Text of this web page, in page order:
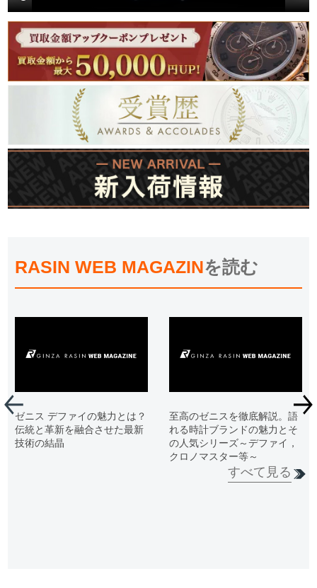
RASIN WEB MAGAZINを読む
ゼニス デファイの魅力とは？
伝統と革新を融合させた最新
技術の結晶
至高のゼニスを徹底解説。語
れる時計ブランドの魅力とそ
の人気シリーズ～デファイ，
クロノマスター等～
すべて見る